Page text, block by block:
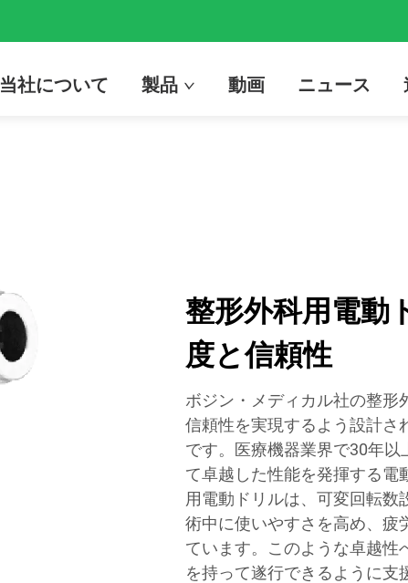
当社について 製品 動画 ニュース
整形外科用電動
度と信頼性
ボジン・メディカル社の整形
信頼性を実現するよう設計さ
です。医療機器業界で30年
て卓越した性能を発揮する電
用電動ドリルは、可変回転
術中に使いやすさを高め、疲
ています。このような卓越性
を持って遂行できるように支